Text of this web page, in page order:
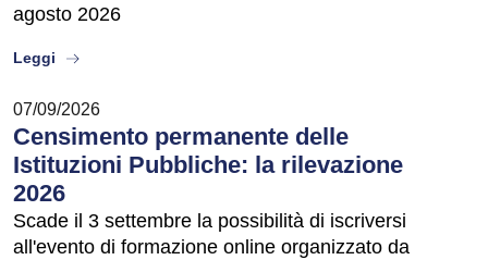
agosto 2026
Leggi about
07/09/2026
Censimento permanente delle
Istituzioni Pubbliche: la rilevazione
2026
Scade il 3 settembre la possibilità di iscriversi
all'evento di formazione online organizzato da